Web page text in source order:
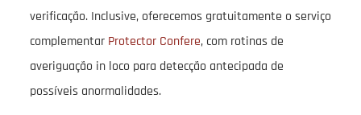
verificação. Inclusive, oferecemos gratuitamente o serviço
complementar Protector Confere, com rotinas de
averiguação in loco para detecção antecipada de
possíveis anormalidades.